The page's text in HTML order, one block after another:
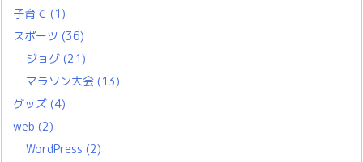
子育て (1)
スポーツ (36)
ジョグ (21)
マラソン大会 (13)
グッズ (4)
web (2)
WordPress (2)